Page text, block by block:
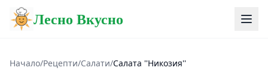
Лесно Вкусно
Начало/Рецепти/Салати/Салата ''Никозия''